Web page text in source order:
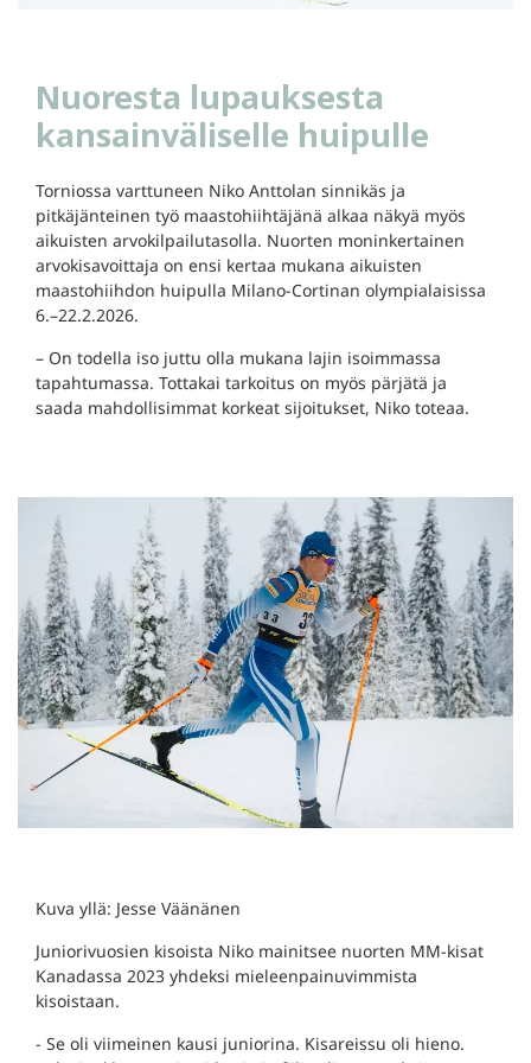
Nuoresta lupauksesta
kansainväliselle huipulle
Torniossa varttuneen Niko Anttolan sinnikäs ja
pitkäjänteinen työ maastohiihtäjänä alkaa näkyä myös
aikuisten arvokilpailutasolla. Nuorten moninkertainen
arvokisavoittaja on ensi kertaa mukana aikuisten
maastohiihdon huipulla Milano-Cortinan olympialaisissa
6.–22.2.2026.
– On todella iso juttu olla mukana lajin isoimmassa
tapahtumassa. Tottakai tarkoitus on myös pärjätä ja
saada mahdollisimmat korkeat sijoitukset, Niko toteaa.
Kuva yllä: Jesse Väänänen
Juniorivuosien kisoista Niko mainitsee nuorten MM-kisat
Kanadassa 2023 yhdeksi mieleenpainuvimmista
kisoistaan.
- Se oli viimeinen kausi juniorina. Kisareissu oli hieno.